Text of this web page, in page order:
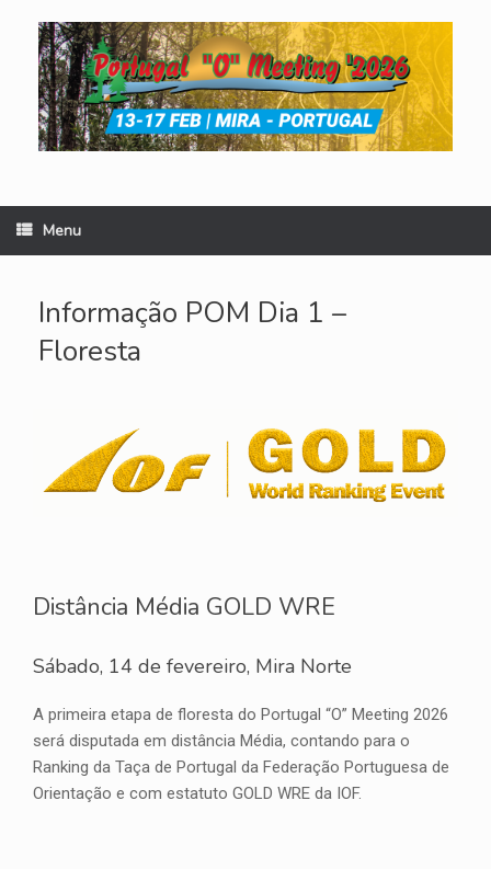
content
Menu
Informação POM Dia 1 –
Floresta
Distância Média GOLD WRE
Sábado, 14 de fevereiro, Mira Norte
A primeira etapa de floresta do Portugal “O” Meeting 2026
será disputada em distância Média, contando para o
Ranking da Taça de Portugal da Federação Portuguesa de
Orientação e com estatuto GOLD WRE da IOF.